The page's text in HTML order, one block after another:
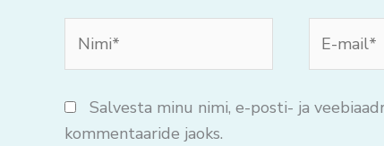
mail*
Salvesta minu nimi, e-posti- ja
kommentaaride jaoks.